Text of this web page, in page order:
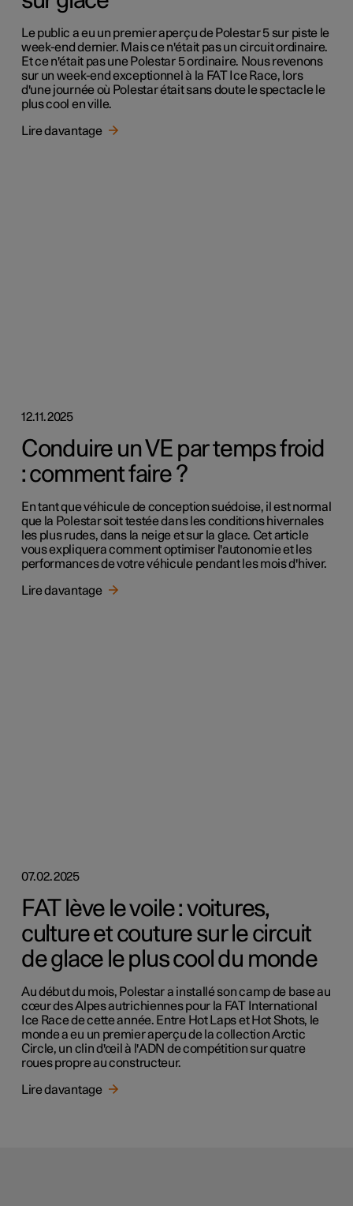
Le public a eu un premier aperçu de Polestar 5 sur piste le
week-end dernier. Mais ce n'était pas un circuit ordinaire.
Et ce n'était pas une Polestar 5 ordinaire. Nous revenons
sur un week-end exceptionnel à la FAT Ice Race, lors
d'une journée où Polestar était sans doute le spectacle le
plus cool en ville.
Lire davantage
12.11.2025
Conduire un VE par temps froid
: comment faire ?
En tant que véhicule de conception suédoise, il est normal
que la Polestar soit testée dans les conditions hivernales
les plus rudes, dans la neige et sur la glace. Cet article
vous expliquera comment optimiser l'autonomie et les
performances de votre véhicule pendant les mois d'hiver.
Lire davantage
07.02.2025
FAT lève le voile : voitures,
culture et couture sur le circuit
de glace le plus cool du monde
Au début du mois, Polestar a installé son camp de base au
cœur des Alpes autrichiennes pour la FAT International
Ice Race de cette année. Entre Hot Laps et Hot Shots, le
monde a eu un premier aperçu de la collection Arctic
Circle, un clin d'œil à l'ADN de compétition sur quatre
roues propre au constructeur.
Lire davantage